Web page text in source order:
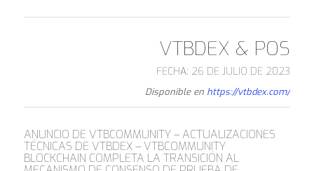
VTBDEX & POS
FECHA: 26 DE JULIO DE 2023
Disponible en https://vtbdex.com/
ANUNCIO DE VTBCOMMUNITY – ACTUALIZACIONES
TÉCNICAS DE VTBDEX – VTBCOMMUNITY
BLOCKCHAIN COMPLETA LA TRANSICIÓN AL